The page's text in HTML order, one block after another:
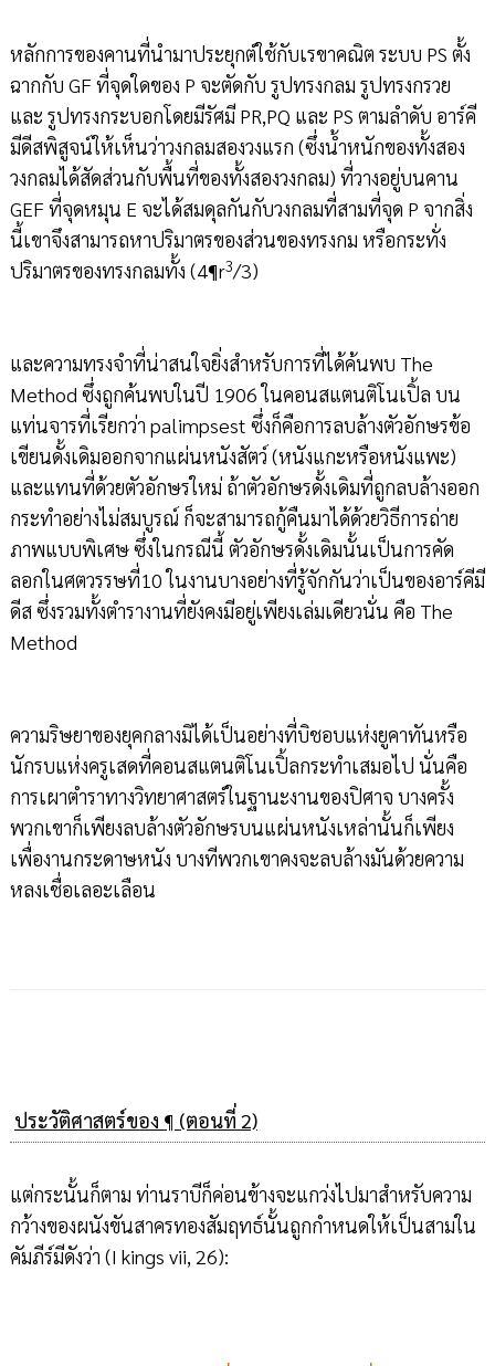
หลักการของคานที่นำมาประยุกต์ใช้กับเรขาคณิต ระบบ PS ตั้ง
ฉากกับ GF ที่จุดใดของ P จะตัดกับ รูปทรงกลม รูปทรงกรวย
และ รูปทรงกระบอกโดยมีรัศมี PR,PQ และ PS ตามลำดับ อาร์คี
มีดีสพิสูจน์ให้เห็นว่าวงกลมสองวงแรก (ซึ่งน้ำหนักของทั้งสอง
วงกลมได้สัดส่วนกับพื้นที่ของทั้งสองวงกลม) ที่วางอยู่บนคาน
GEF ที่จุดหมุน E จะได้สมดุลกันกับวงกลมที่สามที่จุด P จากสิ่ง
นี้เขาจึงสามารถหาปริมาตรของส่วนของทรงกม หรือกระทั่ง
ปริมาตรของทรงกลมทั้ง (4¶r3/3)
และความทรงจำที่น่าสนใจยิ่งสำหรับการที่ได้ค้นพบ The
Method ซึ่งถูกค้นพบในปี 1906 ในคอนสแตนติโนเปิ้ล บน
แท่นจารที่เรียกว่า palimpsest ซึ่งก็คือการลบล้างตัวอักษรข้อ
เขียนดั้งเดิมออกจากแผ่นหนังสัตว์ (หนังแกะหรือหนังแพะ)
และแทนที่ด้วยตัวอักษรใหม่ ถ้าตัวอักษรดั้งเดิมที่ถูกลบล้างออก
กระทำอย่างไม่สมบูรณ์ ก็จะสามารถกู้คืนมาได้ด้วยวิธีการถ่าย
ภาพแบบพิเศษ ซึ่งในกรณีนี้ ตัวอักษรดั้งเดิมนั้นเป็นการคัด
ลอกในศตวรรษที่10 ในงานบางอย่างที่รู้จักกันว่าเป็นของอาร์คีมี
ดีส ซึ่งรวมทั้งตำรางานที่ยังคงมีอยู่เพียงเล่มเดียวนั่น คือ The
Method
ความริษยาของยุคกลางมิได้เป็นอย่างที่บิชอบแห่งยูคาทันหรือ
นักรบแห่งครูเสดที่คอนสแตนติโนเปิ้ลกระทำเสมอไป นั่นคือ
การเผาตำราทางวิทยาศาสตร์ในฐานะงานของปิศาจ บางครั้ง
พวกเขาก็เพียงลบล้างตัวอักษรบนแผ่นหนังเหล่านั้นก็เพียง
เพื่องานกระดาษหนัง บางทีพวกเขาคงจะลบล้างมันด้วยความ
หลงเชื่อเลอะเลือน
ประวัติศาสตร์ของ ¶ (ตอนที่ 2)
แต่กระนั้นก็ตาม ท่านราบีก็ค่อนข้างจะแกว่งไปมาสำหรับความ
กว้างของผนังขันสาครทองสัมฤทธ์นั้นถูกกำหนดให้เป็นสามใน
คัมภีร์มีดังว่า (I kings vii, 26):